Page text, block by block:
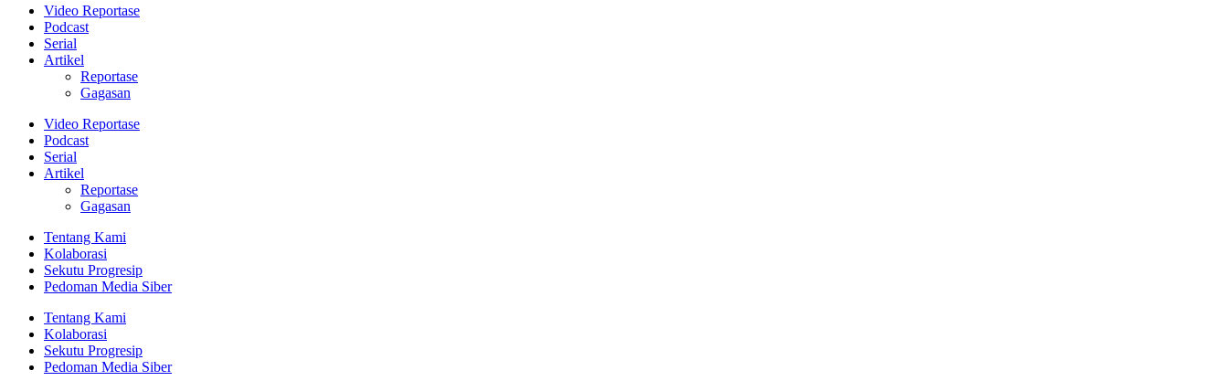
Video Reportase
Podcast
Serial
Artikel
Reportase
Gagasan
Video Reportase
Podcast
Serial
Artikel
Reportase
Gagasan
Tentang Kami
Kolaborasi
Sekutu Progresip
Pedoman Media Siber
Tentang Kami
Kolaborasi
Sekutu Progresip
Pedoman Media Siber